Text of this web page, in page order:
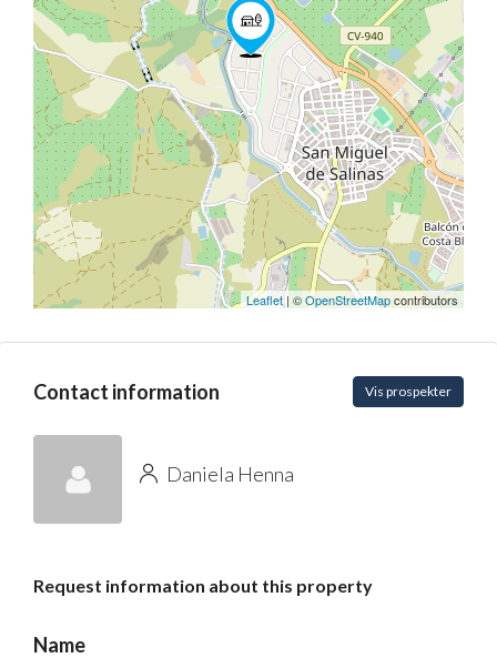
Leaflet| ©OpenStreetMapcontributors
Contact information Vis prospekter
Daniela Henna
Request information about this property
Name